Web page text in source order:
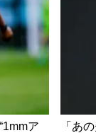
ア
「あ